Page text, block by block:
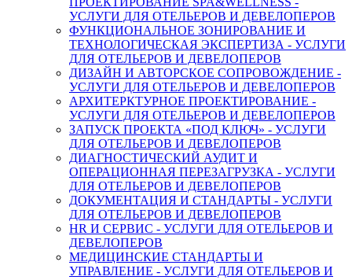
УСЛУГИ ДЛЯ ОТЕЛЬЕРОВ И ДЕВЕЛОПЕРОВ
ФУНКЦИОНАЛЬНОЕ ЗОНИРОВАНИЕ И
ТЕХНОЛОГИЧЕСКАЯ ЭКСПЕРТИЗА - УСЛУГИ
ДЛЯ ОТЕЛЬЕРОВ И ДЕВЕЛОПЕРОВ
ДИЗАЙН И АВТОРСКОЕ СОПРОВОЖДЕНИЕ -
УСЛУГИ ДЛЯ ОТЕЛЬЕРОВ И ДЕВЕЛОПЕРОВ
АРХИТЕРКТУРНОЕ ПРОЕКТИРОВАНИЕ -
УСЛУГИ ДЛЯ ОТЕЛЬЕРОВ И ДЕВЕЛОПЕРОВ
ЗАПУСК ПРОЕКТА «ПОД КЛЮЧ» - УСЛУГИ
ДЛЯ ОТЕЛЬЕРОВ И ДЕВЕЛОПЕРОВ
ДИАГНОСТИЧЕСКИЙ АУДИТ И
ОПЕРАЦИОННАЯ ПЕРЕЗАГРУЗКА - УСЛУГИ
ДЛЯ ОТЕЛЬЕРОВ И ДЕВЕЛОПЕРОВ
ДОКУМЕНТАЦИЯ И СТАНДАРТЫ - УСЛУГИ
ДЛЯ ОТЕЛЬЕРОВ И ДЕВЕЛОПЕРОВ
HR И СЕРВИС - УСЛУГИ ДЛЯ ОТЕЛЬЕРОВ И
ДЕВЕЛОПЕРОВ
МЕДИЦИНСКИЕ СТАНДАРТЫ И
УПРАВЛЕНИЕ - УСЛУГИ ДЛЯ ОТЕЛЬЕРОВ И